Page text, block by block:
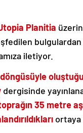
Planitia
iletiyor.
dergisinde
35 metre
ortaya